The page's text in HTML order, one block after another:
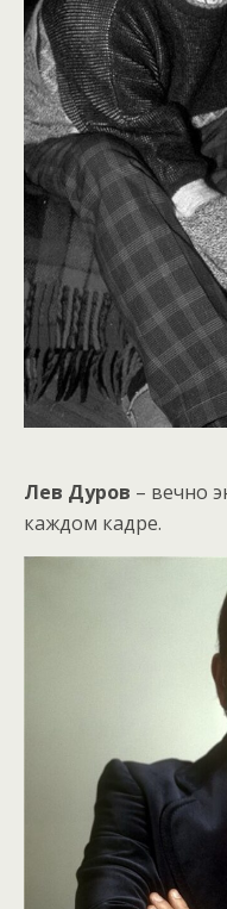
Лев Дуров – вечно
каждом кадре.